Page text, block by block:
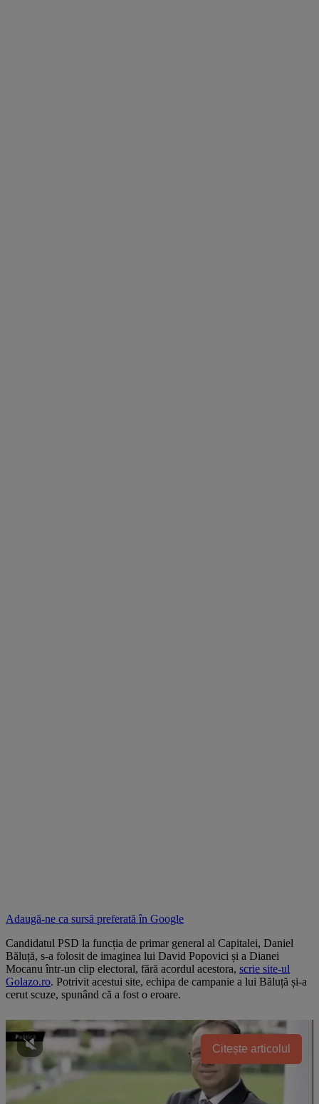
Adaugă-ne ca sursă preferată în Google
Candidatul PSD la funcția de primar general al Capitalei, Daniel
Băluță, s-a folosit de imaginea lui David Popovici și a Dianei
Mocanu într-un clip electoral, fără acordul acestora, scrie site-ul
Golazo.ro. Potrivit acestui site, echipa de campanie a lui Băluță și-a
cerut scuze, spunând că a fost o eroare.
Citește articolul